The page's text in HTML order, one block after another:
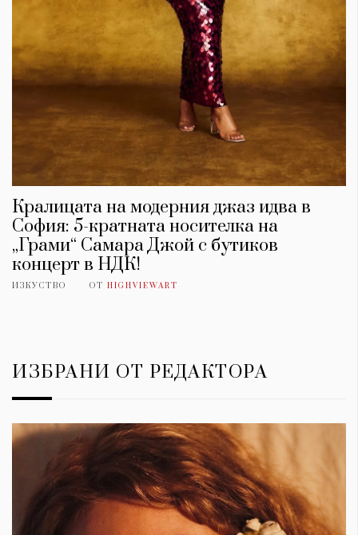
Кралицата на модерния джаз идва в
София: 5-кратната носителка на
„Грами“ Самара Джой с бутиков
концерт в НДК!
ИЗКУСТВО ОТ HIGHVIEWART
ИЗБРАНИ ОТ РЕДАКТОРА